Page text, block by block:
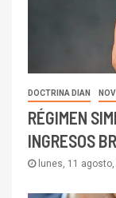
DOCTRINA DIAN
RÉGIMEN
INGRESOS
lunes, 11 agosto,